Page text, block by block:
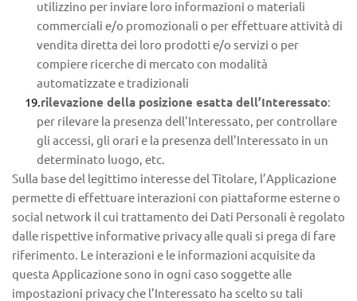
utilizzino per inviare loro informazioni o materiali
commerciali e/o promozionali o per effettuare attività di
vendita diretta dei loro prodotti e/o servizi o per
compiere ricerche di mercato con modalità
automatizzate e tradizionali
rilevazione della posizione esatta dell’Interessato:
per rilevare la presenza dell'Interessato, per controllare
gli accessi, gli orari e la presenza dell'Interessato in un
determinato luogo, etc.
Sulla base del legittimo interesse del Titolare, l’Applicazione
permette di effettuare interazioni con piattaforme esterne o
social network il cui trattamento dei Dati Personali è regolato
dalle rispettive informative privacy alle quali si prega di fare
riferimento. Le interazioni e le informazioni acquisite da
questa Applicazione sono in ogni caso soggette alle
impostazioni privacy che l’Interessato ha scelto su tali